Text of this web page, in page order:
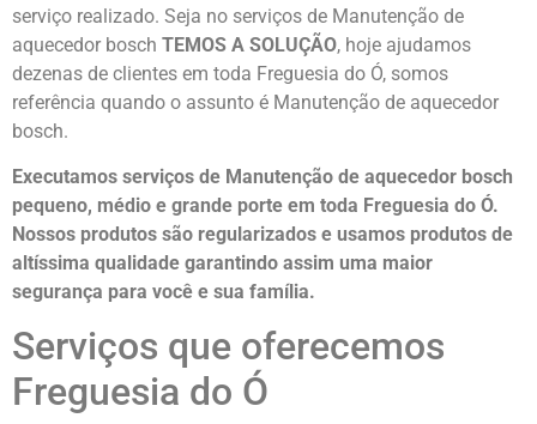
serviço realizado. Seja no serviços de Manutenção de
aquecedor bosch TEMOS A SOLUÇÃO, hoje ajudamos
dezenas de clientes em toda Freguesia do Ó, somos
referência quando o assunto é Manutenção de aquecedor
bosch.
Executamos serviços de Manutenção de aquecedor bosch
pequeno, médio e grande porte em toda Freguesia do Ó.
Nossos produtos são regularizados e usamos produtos de
altíssima qualidade garantindo assim uma maior
segurança para você e sua família.
Serviços que oferecemos
Freguesia do Ó